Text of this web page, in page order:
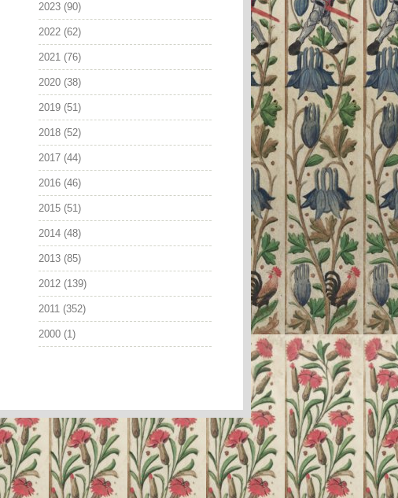
2023 (90)
2022 (62)
2021 (76)
2020 (38)
2019 (51)
2018 (52)
2017 (44)
2016 (46)
2015 (51)
2014 (48)
2013 (85)
2012 (139)
2011 (352)
2000 (1)